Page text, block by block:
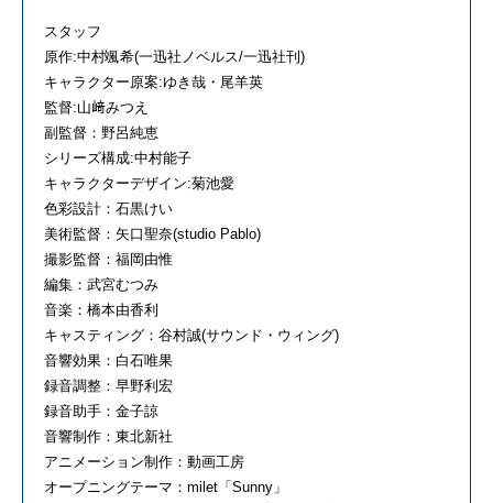
スタッフ
原作:中村颯希(一迅社ノベルス/一迅社刊)
キャラクター原案:ゆき哉・尾羊英
監督:山﨑みつえ
副監督：野呂純恵
シリーズ構成:中村能子
キャラクターデザイン:菊池愛
色彩設計：石黒けい
美術監督：矢口聖奈(studio Pablo)
撮影監督：福岡由惟
編集：武宮むつみ
音楽：橋本由香利
キャスティング：谷村誠(サウンド・ウィング)
音響効果：白石唯果
録音調整：早野利宏
録音助手：金子諒
音響制作：東北新社
アニメーション制作：動画工房
オープニングテーマ：milet「Sunny」